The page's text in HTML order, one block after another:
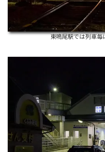
東鳴尾駅では列車